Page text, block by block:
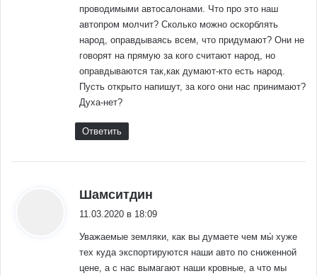
проводимыми автосалонами. Что про это наш
автопром молчит? Сколько можно оскорблять
народ, оправдываясь всем, что придумают? Они не
говорят на прямую за кого считают народ, но
оправдываются так,как думают-кто есть народ.
Пусть открыто напишут, за кого они нас принимают?
Духа-нет?
Ответить
Шамситдин
11.03.2020 в 18:09
Уважаемые земляки, как вы думаете чем мы́ хуже
тех куда экспортируются наши авто по сниженной
цене, а с нас вымагают наши кровные, а что мы